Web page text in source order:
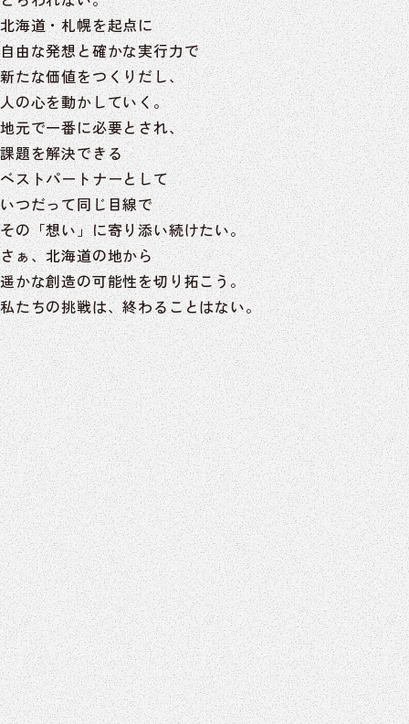
北海道・札幌を起点に
自由な発想と確かな実行力で
新たな価値をつくりだし、
人の心を動かしていく。
地元で一番に必要とされ、
課題を解決できる
ベストパートナーとして
いつだって同じ目線で
その「想い」に寄り添い続けたい。
さぁ、北海道の地から
遥かな創造の可能性を切り拓こう。
私たちの挑戦は、終わることはない。